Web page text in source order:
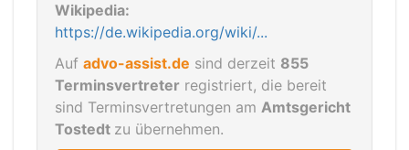
Wikipedia:
https://de.wikipedia.org/wiki/...
Auf advo-assist.de sind derzeit 855
Terminsvertreter registriert, die bereit
sind Terminsvertretungen am Amtsgericht
Tostedt zu übernehmen.